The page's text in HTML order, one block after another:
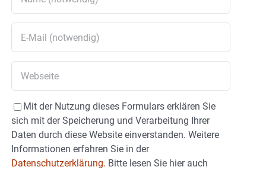
Mit der Nutzung dieses Formulars erklären Sie
sich mit der Speicherung und Verarbeitung Ihrer
Daten durch diese Website einverstanden. Weitere
Informationen erfahren Sie in der
Datenschutzerklärung. Bitte lesen Sie hier auch